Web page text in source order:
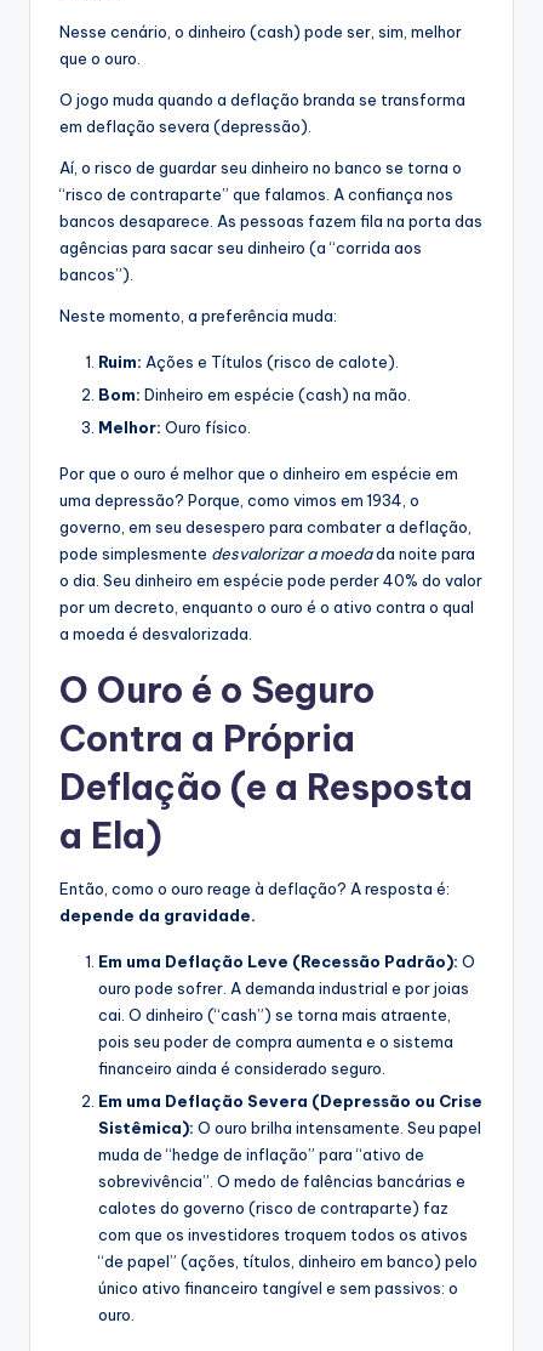
Nesse cenário, o dinheiro (cash) pode ser, sim, melhor
que o ouro.
O jogo muda quando a deflação branda se transforma
em deflação severa (depressão).
Aí, o risco de guardar seu dinheiro no banco se torna o
“risco de contraparte” que falamos. A confiança nos
bancos desaparece. As pessoas fazem fila na porta das
agências para sacar seu dinheiro (a “corrida aos
bancos”).
Neste momento, a preferência muda:
Ruim: Ações e Títulos (risco de calote).
Bom: Dinheiro em espécie (cash) na mão.
Melhor: Ouro físico.
Por que o ouro é melhor que o dinheiro em espécie em
uma depressão? Porque, como vimos em 1934, o
governo, em seu desespero para combater a deflação,
pode simplesmente desvalorizar a moedada noite para
o dia. Seu dinheiro em espécie pode perder 40% do valor
por um decreto, enquanto o ouro é o ativo contra o qual
a moeda é desvalorizada.
O Ouro é o Seguro
Contra a Própria
Deflação (e a Resposta
a Ela)
Então, como o ouro reage à deflação? A resposta é:
depende da gravidade.
Em uma Deflação Leve (Recessão Padrão): O
ouro pode sofrer. A demanda industrial e por joias
cai. O dinheiro (“cash”) se torna mais atraente,
pois seu poder de compra aumenta e o sistema
financeiro ainda é considerado seguro.
Em uma Deflação Severa (Depressão ou Crise
Sistêmica): O ouro brilha intensamente. Seu papel
muda de “hedge de inflação” para “ativo de
sobrevivência”. O medo de falências bancárias e
calotes do governo (risco de contraparte) faz
com que os investidores troquem todos os ativos
“de papel” (ações, títulos, dinheiro em banco) pelo
único ativo financeiro tangível e sem passivos: o
ouro.